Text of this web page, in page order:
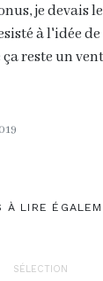
je devais
à l'idée
reste un
À LIRE
SÉLECTION